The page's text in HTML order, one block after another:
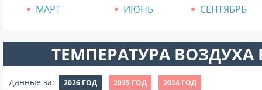
МАРТ
ИЮНЬ СЕНТЯБРЬ
ТЕМПЕРАТУРА ВОЗДУХА
Данные за: 2026 ГОД 2025 ГОД 2024 ГОД